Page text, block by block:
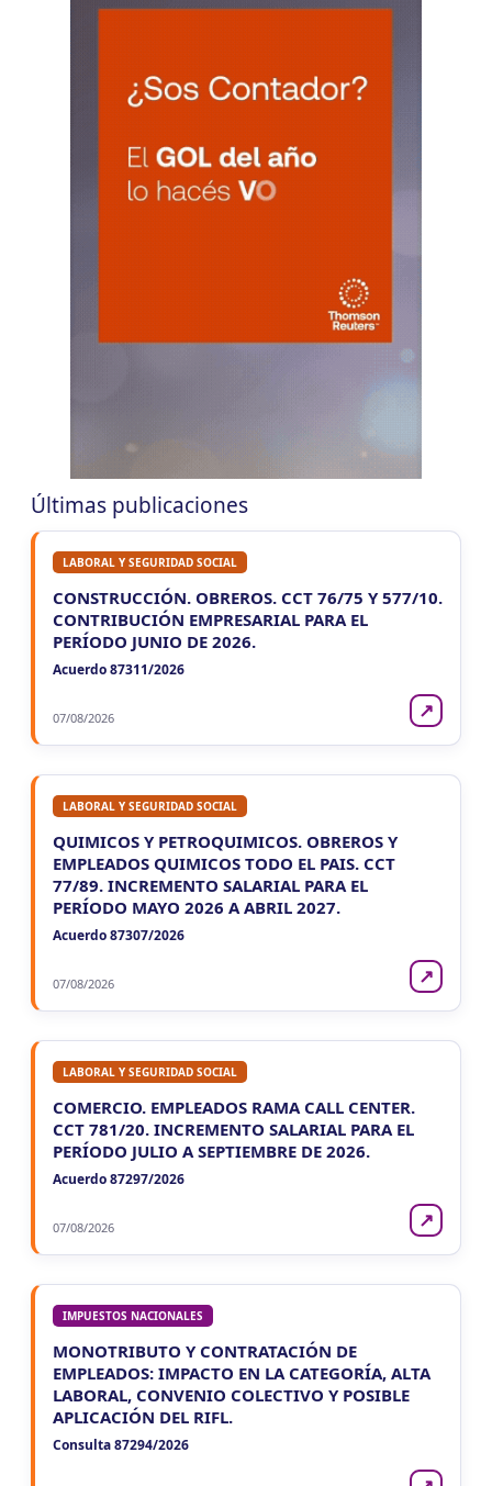
10 Agentes RetenciÃ³n Catamarca
CUIT 0-1-2-3-4-5-6-7-8-9-…
CHUBUT
Reg. Unif. Ret. y Perc. Ctes.
Últimas publicaciones
LABORAL Y SEGURIDAD SOCIAL
CONSTRUCCIÓN. OBREROS. CCT 76/75 Y 577/10.
CONTRIBUCIÓN EMPRESARIAL PARA EL
PERÍODO JUNIO DE 2026.
Acuerdo 87311/2026
07/08/2026 ↗
LABORAL Y SEGURIDAD SOCIAL
QUIMICOS Y PETROQUIMICOS. OBREROS Y
EMPLEADOS QUIMICOS TODO EL PAIS. CCT
77/89. INCREMENTO SALARIAL PARA EL
PERÍODO MAYO 2026 A ABRIL 2027.
Acuerdo 87307/2026
07/08/2026 ↗
LABORAL Y SEGURIDAD SOCIAL
COMERCIO. EMPLEADOS RAMA CALL CENTER.
CCT 781/20. INCREMENTO SALARIAL PARA EL
PERÍODO JULIO A SEPTIEMBRE DE 2026.
Acuerdo 87297/2026
07/08/2026 ↗
IMPUESTOS NACIONALES
MONOTRIBUTO Y CONTRATACIÓN DE
EMPLEADOS: IMPACTO EN LA CATEGORÍA, ALTA
LABORAL, CONVENIO COLECTIVO Y POSIBLE
APLICACIÓN DEL RIFL.
Consulta 87294/2026